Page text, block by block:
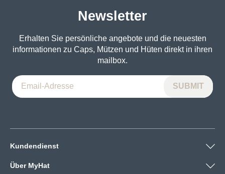
Newsletter
Erhalten Sie persönliche angebote und die neuesten
informationen zu Caps, Mützen und Hüten direkt in ihren
mailbox.
Kundendienst
Über MyHat